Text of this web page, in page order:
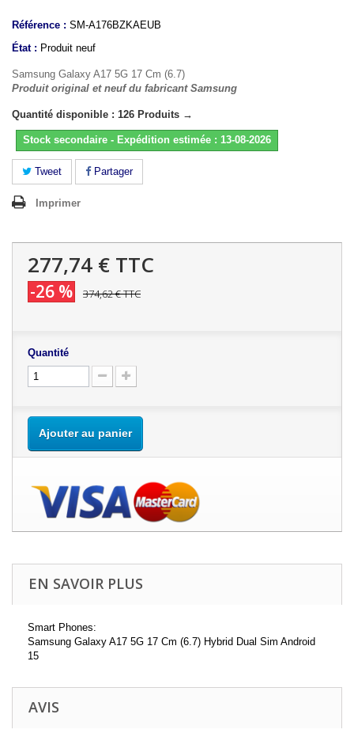
Référence : SM-A176BZKAEUB
État : Produit neuf
Samsung Galaxy A17 5G 17 Cm (6.7)
Produit original et neuf du fabricant Samsung
Quantité disponible : 126 Produits →
Stock secondaire - Expédition estimée : 13-08-2026
Tweet Partager
Imprimer
277,74 € TTC
-26 % 374,62 €TTC
Quantité
Ajouter au panier
EN SAVOIR PLUS
Smart Phones:
Samsung Galaxy A17 5G 17 Cm (6.7) Hybrid Dual Sim Android
15
AVIS